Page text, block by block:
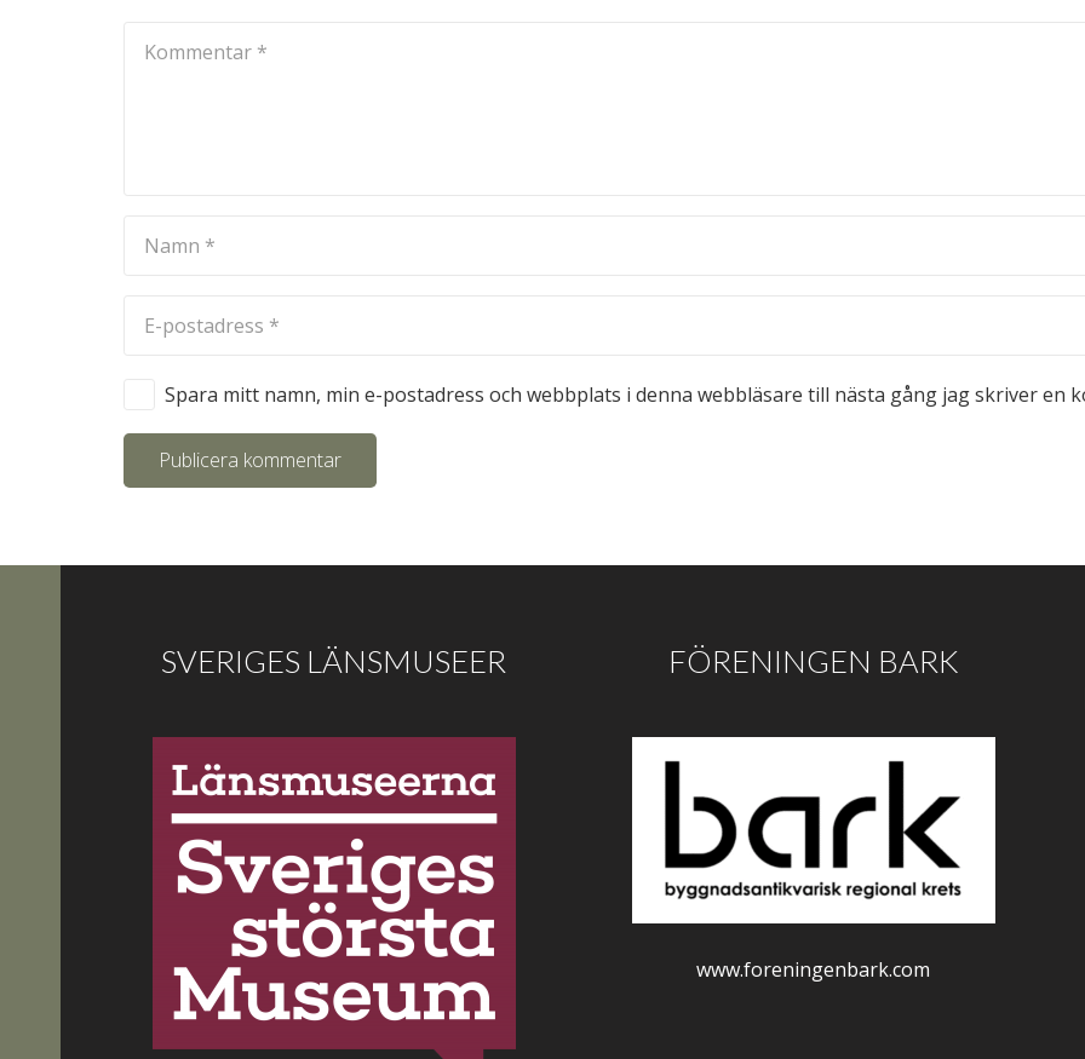
Spara mitt namn, min e-postadress och webbplats i denna webbläsare till nästa gång jag skriver en
Publicera kommentar
SVERIGES LÄNSMUSEER FÖRENINGEN BARK
www.foreningenbark.com